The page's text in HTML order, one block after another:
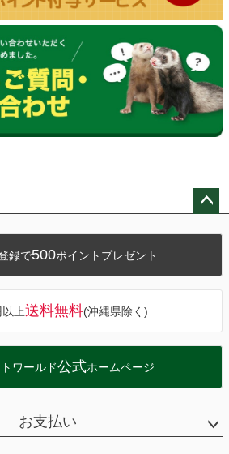
へ
録で500ポイントプレゼント
上送料無料(沖縄県除く)
ワールド公式ホームページ
お支払い